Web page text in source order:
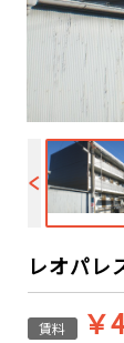
レオパレ
賃料 ￥